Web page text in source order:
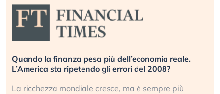
Quando la finanza pesa più dell’economia reale.
L’America sta ripetendo gli errori del 2008?
La ricchezza mondiale cresce, ma è sempre più